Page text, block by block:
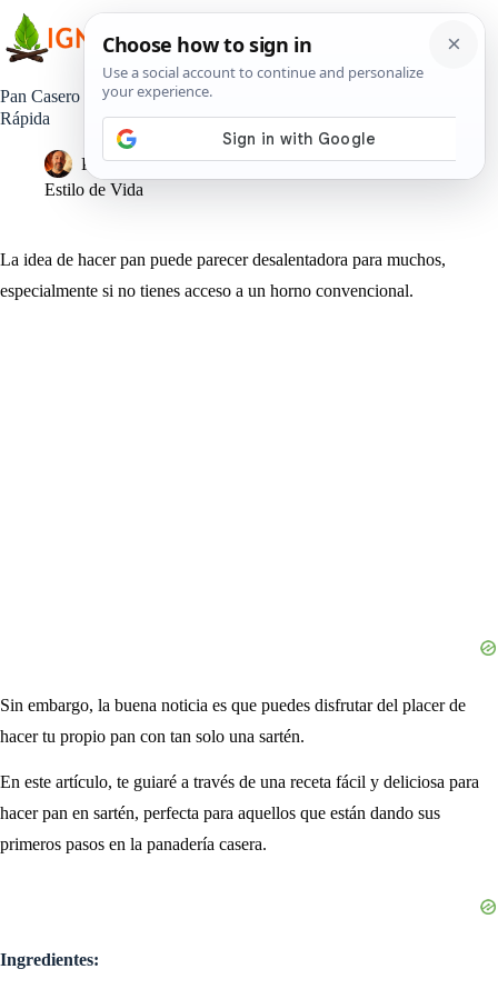
contenido
Pan Casero en Sartén: Una Receta Facil, Deliciosa y Super
Rápida
Pedro Lisperguer
25 noviembre, 2023
Estilo de Vida
La idea de hacer pan puede parecer desalentadora para muchos,
especialmente si no tienes acceso a un horno convencional.
Sin embargo, la buena noticia es que puedes disfrutar del placer de
hacer tu propio pan con tan solo una sartén.
En este artículo, te guiaré a través de una receta fácil y deliciosa para
hacer pan en sartén, perfecta para aquellos que están dando sus
primeros pasos en la panadería casera.
Ingredientes: